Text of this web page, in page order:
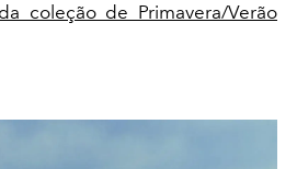
coleção de Primavera/Verão